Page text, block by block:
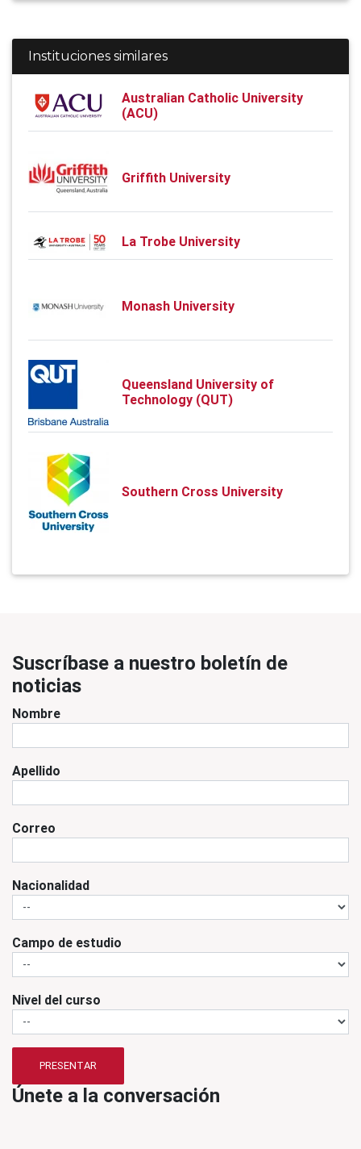
Instituciones similares
Australian Catholic University
(ACU)
Griffith University
La Trobe University
Monash University
Queensland University of
Technology (QUT)
Southern Cross University
Suscríbase a nuestro boletín de
noticias
Nombre
Apellido
Correo
Nacionalidad
Campo de estudio
Nivel del curso
PRESENTAR
Únete a la conversación